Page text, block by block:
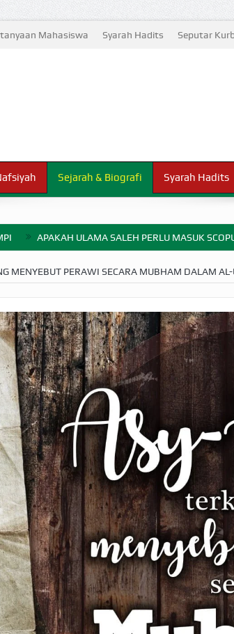
Mahasiswa Syarah Hadits Seputar
Sejarah & Biografi Syarah Hadits
APAKAH ULAMA SALEH PERLU MASUK
UANG HARAM BISA MENJADI HALAL JIKA
CINTA KARENA ALLAH HUKUM MEMBAYAR
MENYEBUT PERAWI SECARA MUBHAM DALAM